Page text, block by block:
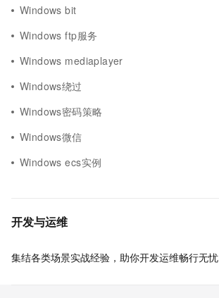
Windows bit
Windows ftp服务
Windows mediaplayer
Windows绕过
Windows密码策略
Windows微信
Windows ecs实例
开发与运维
集结各类场景实战经验，助你开发运维畅行无忧